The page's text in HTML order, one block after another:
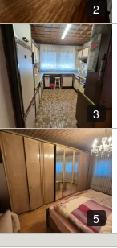
2
3
5